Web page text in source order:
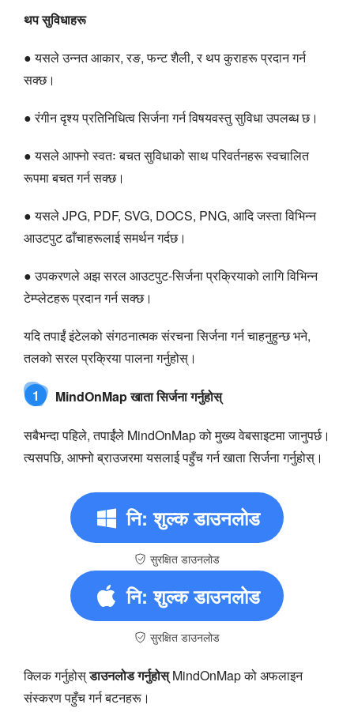
थप सुविधाहरू
● यसले उन्नत आकार, रङ, फन्ट शैली, र थप कुराहरू प्रदान गर्न
सक्छ।
● रंगीन दृश्य प्रतिनिधित्व सिर्जना गर्न विषयवस्तु सुविधा उपलब्ध छ।
● यसले आफ्नो स्वतः बचत सुविधाको साथ परिवर्तनहरू स्वचालित
रूपमा बचत गर्न सक्छ।
● यसले JPG, PDF, SVG, DOCS, PNG, आदि जस्ता विभिन्न
आउटपुट ढाँचाहरूलाई समर्थन गर्दछ।
● उपकरणले अझ सरल आउटपुट-सिर्जना प्रक्रियाको लागि विभिन्न
टेम्प्लेटहरू प्रदान गर्न सक्छ।
यदि तपाईं इंटेलको संगठनात्मक संरचना सिर्जना गर्न चाहनुहुन्छ भने,
तलको सरल प्रक्रिया पालना गर्नुहोस्।
1 MindOnMap खाता सिर्जना गर्नुहोस्
सबैभन्दा पहिले, तपाईंले MindOnMap को मुख्य वेबसाइटमा जानुपर्छ।
त्यसपछि, आफ्नो ब्राउजरमा यसलाई पहुँच गर्न खाता सिर्जना गर्नुहोस्।
नि: शुल्क डाउनलोड
सुरक्षित डाउनलोड
नि: शुल्क डाउनलोड
सुरक्षित डाउनलोड
क्लिक गर्नुहोस्डाउनलोड गर्नुहोस्MindOnMap को अफलाइन
संस्करण पहुँच गर्न बटनहरू।